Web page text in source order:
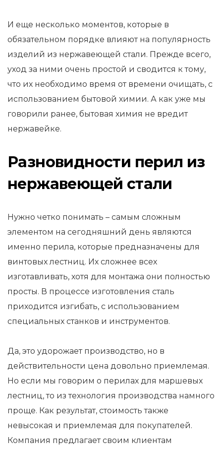
И еще несколько моментов, которые в
обязательном порядке влияют на популярность
изделий из нержавеющей стали. Прежде всего,
уход за ними очень простой и сводится к тому,
что их необходимо время от времени очищать, с
использованием бытовой химии. А как уже мы
говорили ранее, бытовая химия не вредит
нержавейке.
Разновидности перил из
нержавеющей стали
Нужно четко понимать – самым сложным
элементом на сегодняшний день являются
именно перила, которые предназначены для
винтовых лестниц. Их сложнее всех
изготавливать, хотя для монтажа они полностью
просты. В процессе изготовления сталь
приходится изгибать, с использованием
специальных станков и инструментов.
Да, это удорожает производство, но в
действительности цена довольно приемлемая.
Но если мы говорим о перилах для маршевых
лестниц, то из технология производства намного
проще. Как результат, стоимость также
невысокая и приемлемая для покупателей.
Компания предлагает своим клиентам